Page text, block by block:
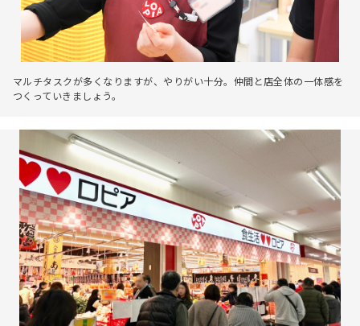
マルチタスクが多くなりますが、やりがい十分。仲間と店全体の一体感を
つくっていきましょう。